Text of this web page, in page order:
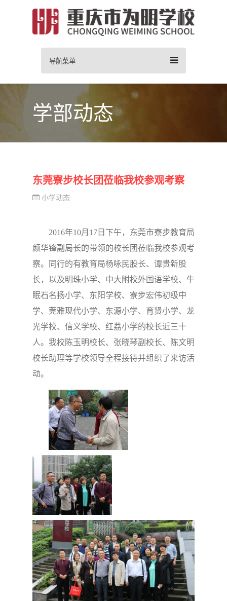
导航菜单
学部动态
东莞寮步校长团莅临我校参观考察
小学动态
2016年10月 17 日下午，东莞市寮步教育局
颜华锋副局长的带领的校长团莅临我校参观考
察。同行的有教育局杨咏民股长、谭贵新股
长，以及明珠小学、中大附校外国语学校、牛
眠石名扬小学、东阳学校、寮步宏伟初级中
学、莞雅现代小学、东源小学、育贤小学、龙
光学校、信义学校、红荔小学的校长近三十
人。我校陈玉明校长、张晓琴副校长、陈文明
校长助理等学校领导全程接待并组织了来访活
动。